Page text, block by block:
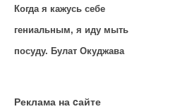
Когда я кажусь себе
гениальным, я иду мыть
посуду. Булат Окуджава
Реклама на cайте